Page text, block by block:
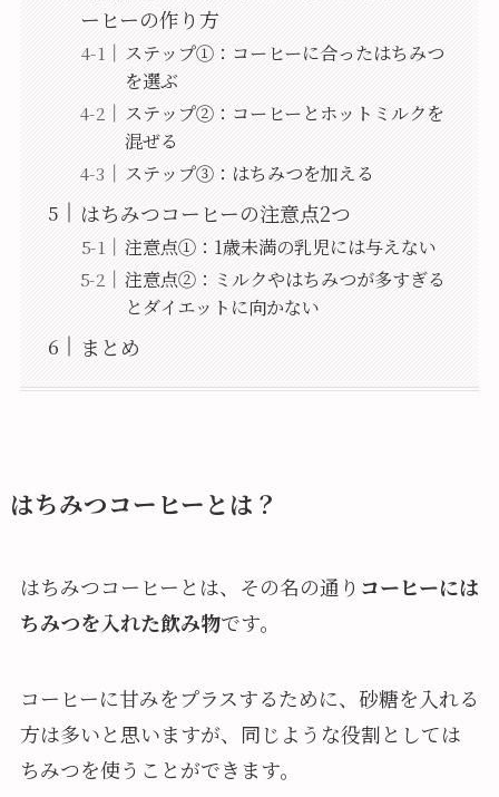
ーヒーの作り方
ステップ①：コーヒーに合ったはちみつ
を選ぶ
ステップ②：コーヒーとホットミルクを
混ぜる
ステップ③：はちみつを加える
はちみつコーヒーの注意点2つ
注意点①：1歳未満の乳児には与えない
注意点②：ミルクやはちみつが多すぎる
とダイエットに向かない
まとめ
はちみつコーヒーとは？
はちみつコーヒーとは、その名の通り コーヒーには
ちみつを入れた飲み物です。
コーヒーに甘みをプラスするために、砂糖を入れる
方は多いと思いますが、同じような役割としては
ちみつを使うことができます。